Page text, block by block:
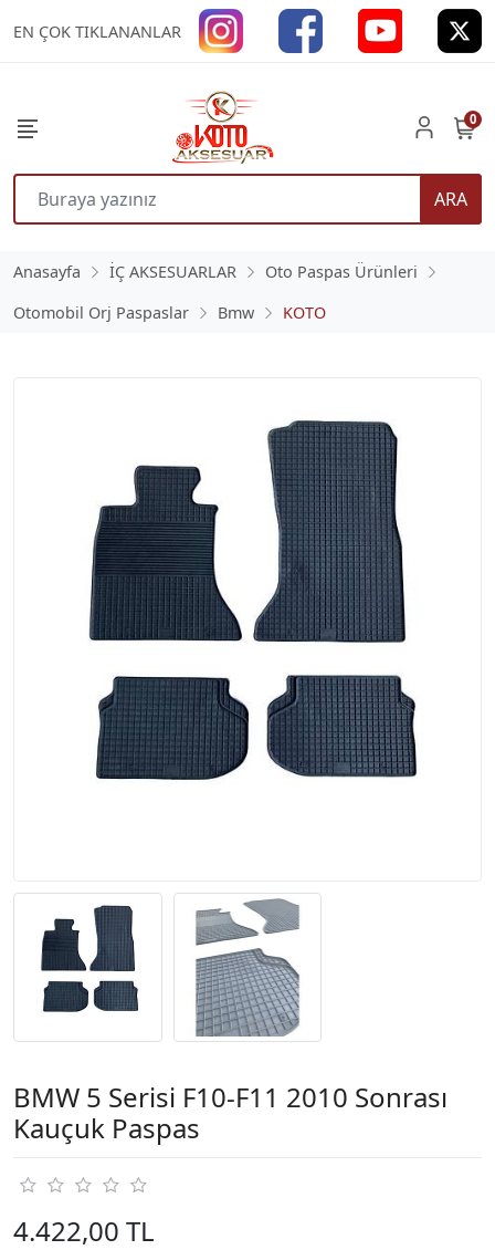
EN ÇOK TIKLANANLAR
ARA
0
Anasayfa İÇ AKSESUARLAR
Oto Paspas Ürünleri
Otomobil Orj Paspaslar
Bmw KOTO
BMW 5 Serisi F10-F11 2010 Sonrası
Kauçuk Paspas
4.422,00 TL